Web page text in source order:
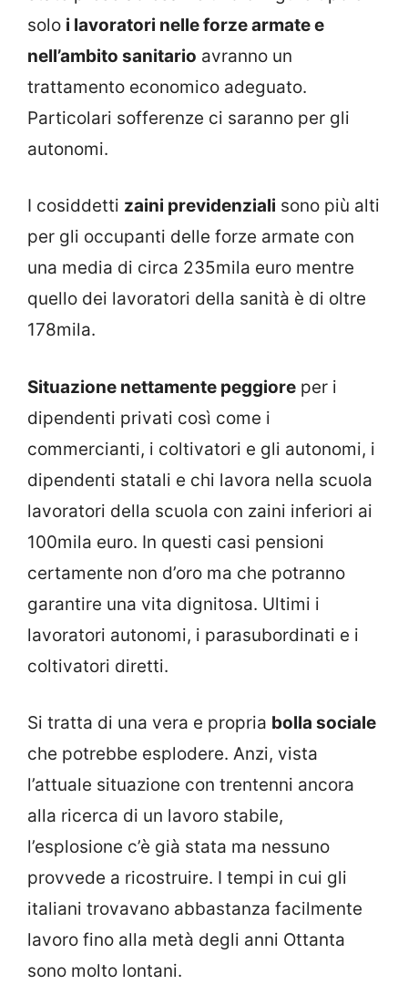
solo i lavoratori nelle forze armate e
nell’ambito sanitario avranno un
trattamento economico adeguato.
Particolari sofferenze ci saranno per gli
autonomi.
I cosiddetti zaini previdenziali sono più alti
per gli occupanti delle forze armate con
una media di circa 235mila euro mentre
quello dei lavoratori della sanità è di oltre
178mila.
Situazione nettamente peggiore per i
dipendenti privati così come i
commercianti, i coltivatori e gli autonomi, i
dipendenti statali e chi lavora nella scuola
lavoratori della scuola con zaini inferiori ai
100mila euro. In questi casi pensioni
certamente non d’oro ma che potranno
garantire una vita dignitosa. Ultimi i
lavoratori autonomi, i parasubordinati e i
coltivatori diretti.
Si tratta di una vera e propria bolla sociale
che potrebbe esplodere. Anzi, vista
l’attuale situazione con trentenni ancora
alla ricerca di un lavoro stabile,
l’esplosione c’è già stata ma nessuno
provvede a ricostruire. I tempi in cui gli
italiani trovavano abbastanza facilmente
lavoro fino alla metà degli anni Ottanta
sono molto lontani.